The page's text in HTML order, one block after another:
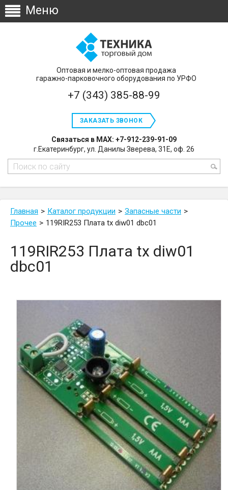
Оптовая и мелко-оптовая продажа
гаражно-парковочного оборудования по УРФО
+7 (343) 385-88-99
ЗАКАЗАТЬ ЗВОНОК
Связаться в MAX: +7-912-239-91-09
г.Екатеринбург, ул. Данилы Зверева, 31Е, оф. 26
Главная Каталог продукции
Запасные части
Прочее
119RIR253 Плата tx diw01 dbc01
119RIR253 Плата tx diw01
dbc01